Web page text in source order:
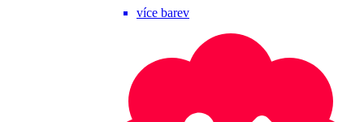
více barev